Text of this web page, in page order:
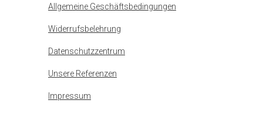
Allgemeine Geschäftsbedingungen
Widerrufsbelehrung
Datenschutzzentrum
Unsere Referenzen
Impressum